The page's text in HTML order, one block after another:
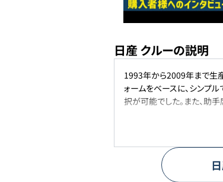
日産 クルーの説明
1993年から2009年まで生産
ォームをベースに、シンプ
択が可能でした。また、助